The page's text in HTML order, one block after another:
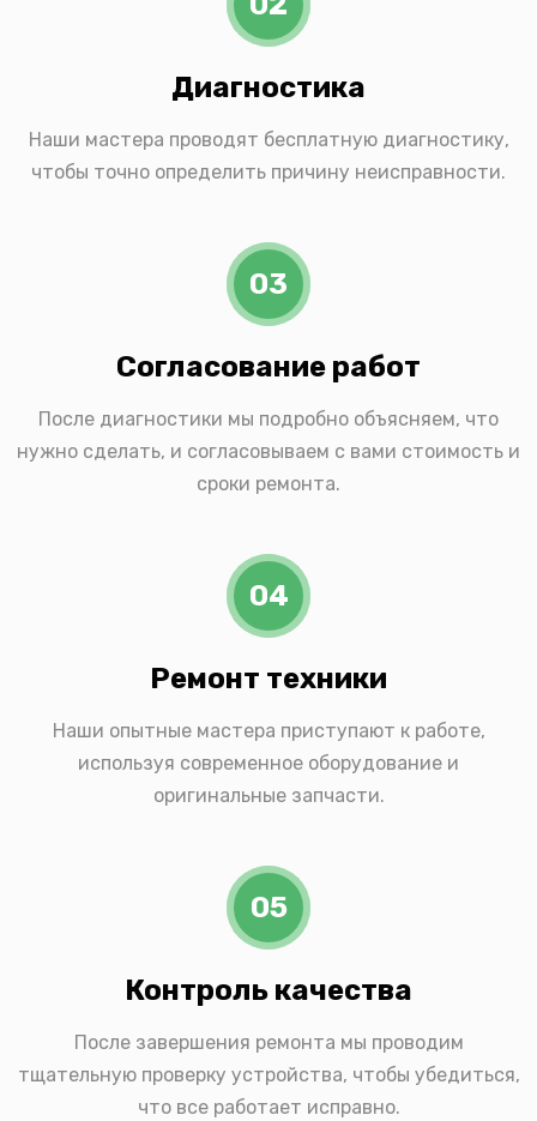
Диагностика
Наши мастера проводят бесплатную диагностику,
чтобы точно определить причину неисправности.
03
Согласование работ
После диагностики мы подробно объясняем, что
нужно сделать, и согласовываем с вами стоимость и
сроки ремонта.
04
Ремонт техники
Наши опытные мастера приступают к работе,
используя современное оборудование и
оригинальные запчасти.
05
Контроль качества
После завершения ремонта мы проводим
тщательную проверку устройства, чтобы убедиться,
что все работает исправно.